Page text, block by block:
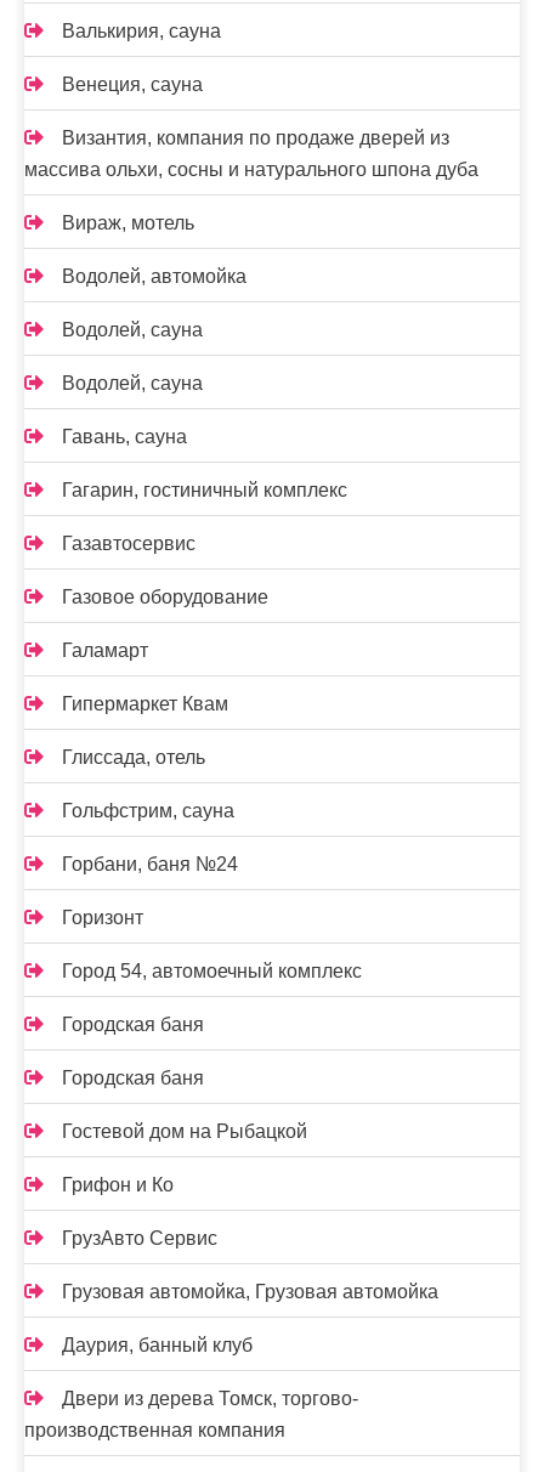
Валькирия, сауна
Венеция, сауна
Византия, компания по продаже дверей из
массива ольхи, сосны и натурального шпона дуба
Вираж, мотель
Водолей, автомойка
Водолей, сауна
Водолей, сауна
Гавань, сауна
Гагарин, гостиничный комплекс
Газавтосервис
Газовое оборудование
Галамарт
Гипермаркет Квам
Глиссада, отель
Гольфстрим, сауна
Горбани, баня №24
Горизонт
Город 54, автомоечный комплекс
Городская баня
Городская баня
Гостевой дом на Рыбацкой
Грифон и Ко
ГрузАвто Сервис
Грузовая автомойка, Грузовая автомойка
Даурия, банный клуб
Двери из дерева Томск, торгово-
производственная компания